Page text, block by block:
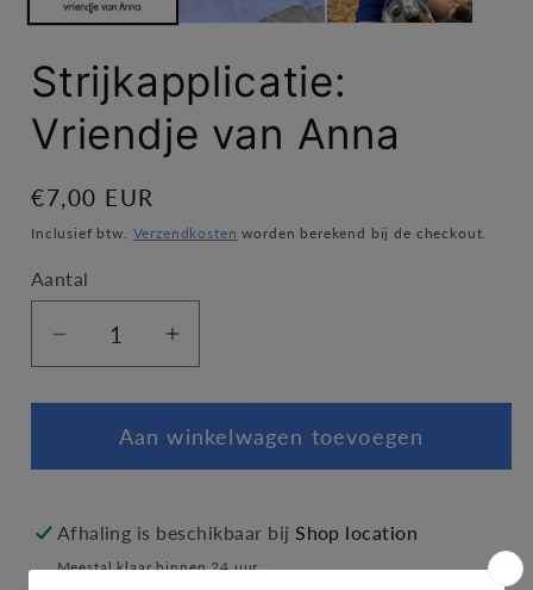
Strijkapplicatie:
Vriendje van Anna
Normale
prijs
€7,00 EUR
Inclusief btw. Verzendkosten worden berekend bij de checkout.
Aantal
Aantal
voor
Strijkapplicatie:
Vriendje
Anna
Aantal
voor
Strijkapplicatie:
Vriendje
Anna
Aan winkelwagen toevoegen
Afhaling is beschikbaar bijShop location
Meestal klaar binnen 24 uur